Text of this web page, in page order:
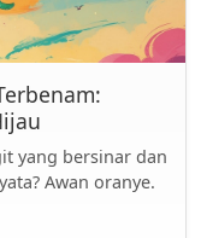
yang bersinar dan
Awan oranye.